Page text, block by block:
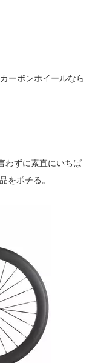
ーボンホイールなら
わずに素直にいちば
をポチる。